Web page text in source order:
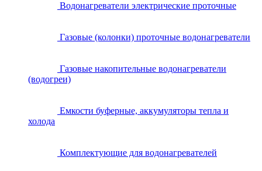
Водонагреватели электрические проточные
Газовые (колонки) проточные водонагреватели
Газовые накопительные водонагреватели
(водогреи)
Емкости буферные, аккумуляторы тепла и
холода
Комплектующие для водонагревателей